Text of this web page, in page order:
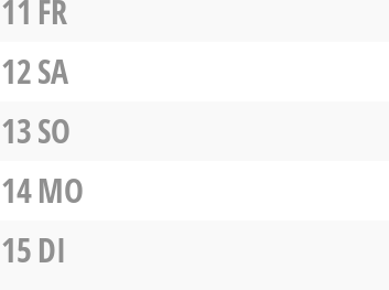
11 FR
12SA
13SO
14MO
15DI